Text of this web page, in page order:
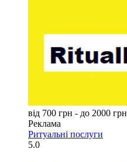
від 700 грн - до 2000 грн
Реклама
Ритуальні послуги
5.0